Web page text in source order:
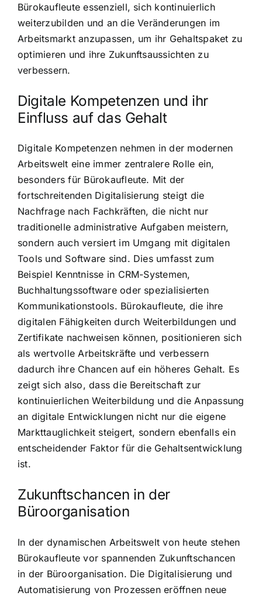
Bürokaufleute essenziell, sich kontinuierlich
weiterzubilden und an die Veränderungen im
Arbeitsmarkt anzupassen, um ihr Gehaltspaket zu
optimieren und ihre Zukunftsaussichten zu
verbessern.
Digitale Kompetenzen und ihr
Einfluss auf das Gehalt
Digitale Kompetenzen nehmen in der modernen
Arbeitswelt eine immer zentralere Rolle ein,
besonders für Bürokaufleute. Mit der
fortschreitenden Digitalisierung steigt die
Nachfrage nach Fachkräften, die nicht nur
traditionelle administrative Aufgaben meistern,
sondern auch versiert im Umgang mit digitalen
Tools und Software sind. Dies umfasst zum
Beispiel Kenntnisse in CRM-Systemen,
Buchhaltungssoftware oder spezialisierten
Kommunikationstools. Bürokaufleute, die ihre
digitalen Fähigkeiten durch Weiterbildungen und
Zertifikate nachweisen können, positionieren sich
als wertvolle Arbeitskräfte und verbessern
dadurch ihre Chancen auf ein höheres Gehalt. Es
zeigt sich also, dass die Bereitschaft zur
kontinuierlichen Weiterbildung und die Anpassung
an digitale Entwicklungen nicht nur die eigene
Markttauglichkeit steigert, sondern ebenfalls ein
entscheidender Faktor für die Gehaltsentwicklung
ist.
Zukunftschancen in der
Büroorganisation
In der dynamischen Arbeitswelt von heute stehen
Bürokaufleute vor spannenden Zukunftschancen
in der Büroorganisation. Die Digitalisierung und
Automatisierung von Prozessen eröffnen neue